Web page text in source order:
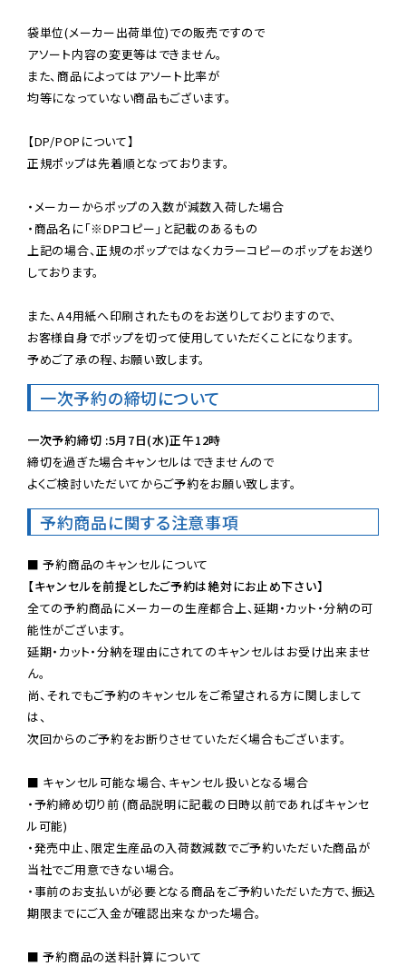
袋単位(メーカー出荷単位)での販売ですので
アソート内容の変更等はできません。
また、商品によってはアソート比率が
均等になっていない商品もございます。
【DP/POPについて】
正規ポップは先着順となっております。
・メーカーからポップの入数が減数入荷した場合
・商品名に「※DPコピー」と記載のあるもの
上記の場合、正規のポップではなくカラーコピーのポップをお送り
しております。
また、A4用紙へ印刷されたものをお送りしておりますので、
お客様自身でポップを切って使用していただくことになります。
予めご了承の程、お願い致します。
一次予約の締切について
一次予約締切 :5月7日(水)正午12時
締切を過ぎた場合キャンセルはできませんので
よくご検討いただいてからご予約をお願い致します。
予約商品に関する注意事項
【キャンセルを前提としたご予約は絶対にお止め下さい】
全ての予約商品にメーカーの生産都合上、延期・カット・分納の可
能性がございます。
延期・カット・分納を理由にされてのキャンセルはお受け出来ませ
ん。
尚、それでもご予約のキャンセルをご希望される方に関しまして
は、
次回からのご予約をお断りさせていただく場合もございます。
■ キャンセル可能な場合、キャンセル扱いとなる場合
・予約締め切り前 (商品説明に記載の日時以前であればキャンセ
ル可能)
・発売中止、限定生産品の入荷数減数でご予約いただいた商品が
当社でご用意できない場合。
・事前のお支払いが必要となる商品をご予約いただいた方で、振込
期限までにご入金が確認出来なかった場合。
■ 予約商品の送料計算について